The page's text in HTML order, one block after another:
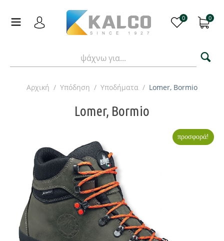
0 0
Αρχική / Υπόδηση / Υποδήματα / Lomer, Bormio
Lomer, Bormio
προσφορά!